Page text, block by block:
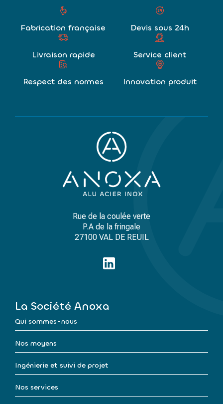
Fabrication française Devis sous 24h
Livraison rapide Service client
Respect des normes Innovation produit
Rue de la coulée verte
P.A de la fringale
27100 VAL DE REUIL
La Société Anoxa
Qui sommes-nous
Nos moyens
Ingénierie et suivi de projet
Nos services